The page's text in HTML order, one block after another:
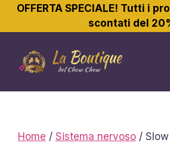
OFFERTA SPECIALE! Tutti i
scontati del
contenuto
Home / Sistema nervoso /